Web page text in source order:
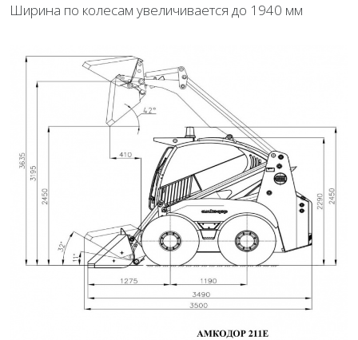
Ширина по колесам увеличивается до 1940 мм